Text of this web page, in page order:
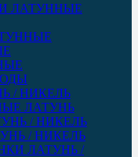
ЛАТУННЫЕ
/ НИКЕЛЬ
ЛАТУНЬ
/ НИКЕЛЬ
/ НИКЕЛЬ
ЛАТУНЬ /